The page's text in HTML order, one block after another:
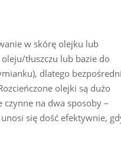
w skórę olejku lub
tłuszczu lub bazie do
dlatego
olejki są dużo
na dwa sposoby –
się dość efektywnie,